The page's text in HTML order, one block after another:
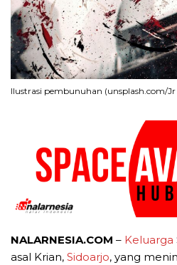
Ilustrasi pembunuhan (unsplash.com/Jr
NALARNESIA.COM – Keluarga
asal Krian, Sidoarjo, yang